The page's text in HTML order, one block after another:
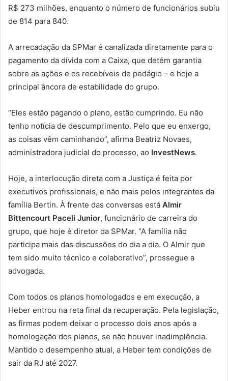
R$ 273 milhões, enquanto o número de funcionários subiu
de 814 para 840.
A arrecadação da SPMar é canalizada diretamente para o
pagamento da dívida com a Caixa, que detém garantia
sobre as ações e os recebíveis de pedágio – e hoje a
principal âncora de estabilidade do grupo.
“Eles estão pagando o plano, estão cumprindo. Eu não
tenho notícia de descumprimento. Pelo que eu enxergo,
as coisas vêm caminhando”, afirma Beatriz Novaes,
administradora judicial do processo, ao InvestNews.
Hoje, a interlocução direta com a Justiça é feita por
executivos profissionais, e não mais pelos integrantes da
família Bertin. À frente das conversas está Almir
Bittencourt Paceli Junior, funcionário de carreira do
grupo, que hoje é diretor da SPMar. “A família não
participa mais das discussões do dia a dia. O Almir que
tem sido muito técnico e colaborativo”, prossegue a
advogada.
Com todos os planos homologados e em execução, a
Heber entrou na reta final da recuperação. Pela legislação,
as firmas podem deixar o processo dois anos após a
homologação dos planos, se não houver inadimplência.
Mantido o desempenho atual, a Heber tem condições de
sair da RJ até 2027.